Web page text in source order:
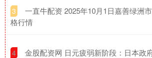
3
一直牛配资 2025年10月1日嘉善绿洲
格行情
4
金股配资网 日元疲弱新阶段：日本政